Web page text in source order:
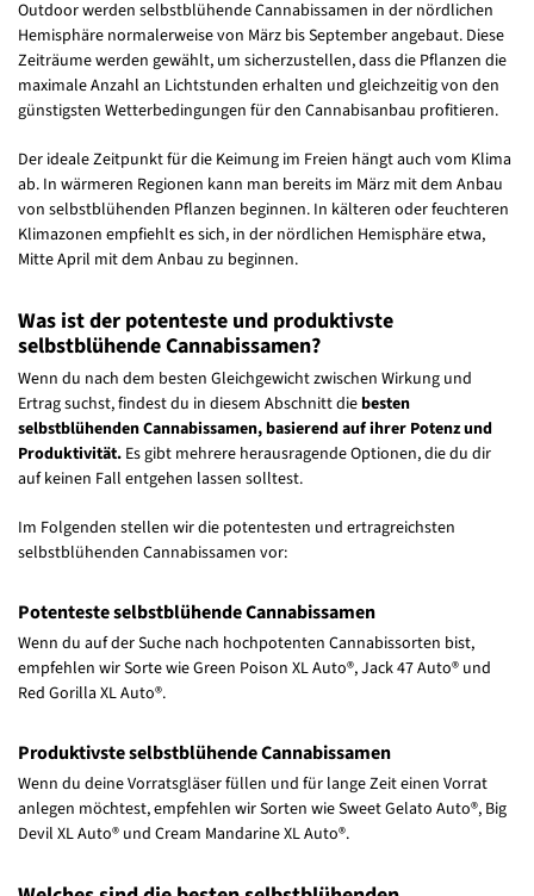
Outdoor werden selbstblühende Cannabissamen in der nördlichen
Hemisphäre normalerweise von März bis September angebaut. Diese
Zeiträume werden gewählt, um sicherzustellen, dass die Pflanzen die
maximale Anzahl an Lichtstunden erhalten und gleichzeitig von den
günstigsten Wetterbedingungen für den Cannabisanbau profitieren.
Der ideale Zeitpunkt für die Keimung im Freien hängt auch vom Klima
ab. In wärmeren Regionen kann man bereits im März mit dem Anbau
von selbstblühenden Pflanzen beginnen. In kälteren oder feuchteren
Klimazonen empfiehlt es sich, in der nördlichen Hemisphäre etwa,
Mitte April mit dem Anbau zu beginnen.
Was ist der potenteste und produktivste
selbstblühende Cannabissamen?
Wenn du nach dem besten Gleichgewicht zwischen Wirkung und
Ertrag suchst, findest du in diesem Abschnitt diebesten
selbstblühenden Cannabissamen, basierend auf ihrer Potenz und
Produktivität. Es gibt mehrere herausragende Optionen, die du dir
auf keinen Fall entgehen lassen solltest.
Im Folgenden stellen wir die potentesten und ertragreichsten
selbstblühenden Cannabissamen vor:
Potenteste selbstblühende Cannabissamen
Wenn du auf der Suche nach hochpotenten Cannabissorten bist,
empfehlen wir Sorte wie Green Poison XL Auto®, Jack 47 Auto® und
Red Gorilla XL Auto®.
Produktivste selbstblühende Cannabissamen
Wenn du deine Vorratsgläser füllen und für lange Zeit einen Vorrat
anlegen möchtest, empfehlen wir Sorten wie Sweet Gelato Auto®, Big
Devil XL Auto® und Cream Mandarine XL Auto®.